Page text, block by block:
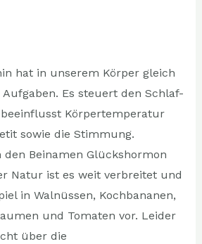
hat in unserem Körper gleich
Es steuert den Schlaf-
Körpertemperatur
sowie die Stimmung.
Beinamen Glückshormon
Natur ist es weit verbreitet und
in Walnüssen, Kochbananen,
und Tomaten vor. Leider
über die